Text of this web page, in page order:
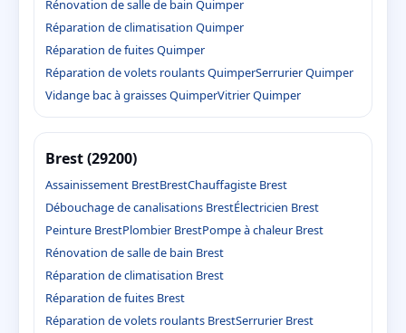
Rénovation de salle de bain Quimper
Réparation de climatisation Quimper
Réparation de fuites Quimper
Réparation de volets roulants QuimperSerrurier Quimper
Vidange bac à graisses QuimperVitrier Quimper
Brest (29200)
Assainissement BrestBrestChauffagiste Brest
Débouchage de canalisations BrestÉlectricien Brest
Peinture BrestPlombier BrestPompe à chaleur Brest
Rénovation de salle de bain Brest
Réparation de climatisation Brest
Réparation de fuites Brest
Réparation de volets roulants BrestSerrurier Brest